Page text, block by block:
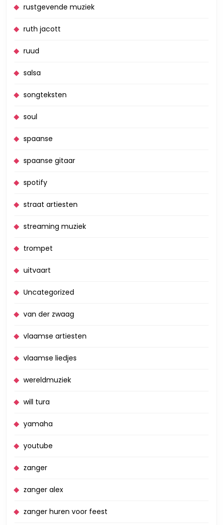
rustgevende muziek
ruth jacott
ruud
salsa
songteksten
soul
spaanse
spaanse gitaar
spotify
straat artiesten
streaming muziek
trompet
uitvaart
Uncategorized
van der zwaag
vlaamse artiesten
vlaamse liedjes
wereldmuziek
will tura
yamaha
youtube
zanger
zanger alex
zanger huren voor feest